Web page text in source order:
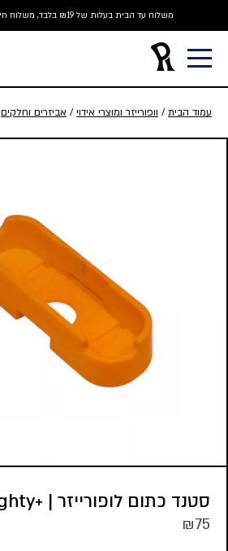
to
content
משלוח עד הבית בעלות של ₪19 בלבד, משלוח חינם בהזמנה מעל ₪499
עמוד הבית/ וופורייזר ומוצרי אידוי/ אביזרים וחלקים
סטנד כתום לופורייזר | +Mighty
₪75